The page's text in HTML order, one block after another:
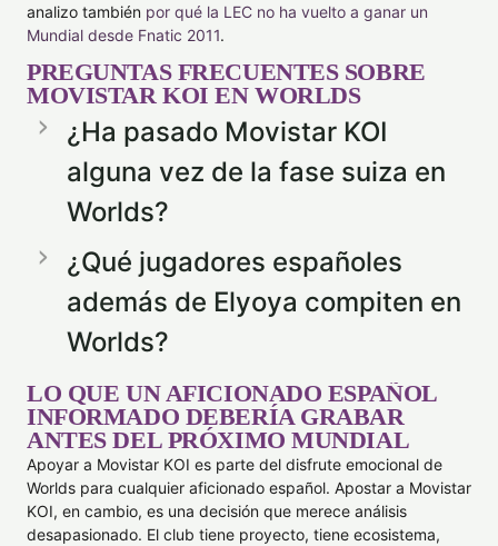
analizo también por qué la LEC no ha vuelto a ganar un
Mundial desde Fnatic 2011.
PREGUNTAS FRECUENTES SOBRE
MOVISTAR KOI EN WORLDS
¿Ha pasado Movistar KOI
alguna vez de la fase suiza en
Worlds?
¿Qué jugadores españoles
además de Elyoya compiten en
Worlds?
LO QUE UN AFICIONADO ESPAÑOL
INFORMADO DEBERÍA GRABAR
ANTES DEL PRÓXIMO MUNDIAL
Apoyar a Movistar KOI es parte del disfrute emocional de
Worlds para cualquier aficionado español. Apostar a Movistar
KOI, en cambio, es una decisión que merece análisis
desapasionado. El club tiene proyecto, tiene ecosistema,